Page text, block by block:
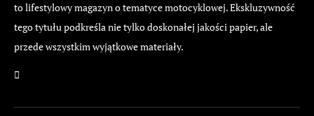
to lifestylowy magazyn o tematyce motocyklowej. Ekskluzywność
tego tytułu podkreśla nie tylko doskonałej jakości papier, ale
przede wszystkim wyjątkowe materiały.